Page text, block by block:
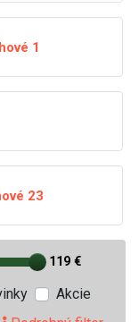
1
23
119 €
Akcie